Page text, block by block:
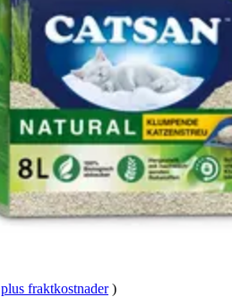
plus fraktkostnader )